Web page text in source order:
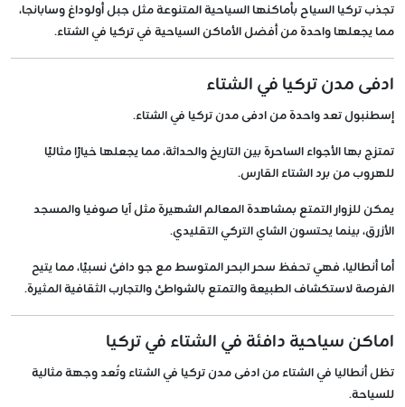
تجذب تركيا السياح بأماكنها السياحية المتنوعة مثل جبل أولوداغ وسابانجا،
مما يجعلها واحدة من أفضل الأماكن السياحية في تركيا في الشتاء.
ادفى مدن تركيا في الشتاء
إسطنبول تعد واحدة من ادفى مدن تركيا في الشتاء.
تمتزج بها الأجواء الساحرة بين التاريخ والحداثة، مما يجعلها خيارًا مثاليًا
للهروب من برد الشتاء القارس.
يمكن للزوار التمتع بمشاهدة المعالم الشهيرة مثل آيا صوفيا والمسجد
الأزرق، بينما يحتسون الشاي التركي التقليدي.
أما أنطاليا، فهي تحفظ سحر البحر المتوسط مع جو دافئ نسبيًا، مما يتيح
الفرصة لاستكشاف الطبيعة والتمتع بالشواطئ والتجارب الثقافية المثيرة.
اماكن سياحية دافئة في الشتاء في تركيا
تظل أنطاليا في الشتاء من ادفى مدن تركيا في الشتاء وتُعد وجهة مثالية
للسياحة.